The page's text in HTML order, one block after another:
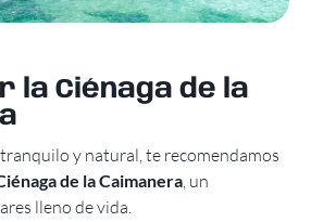
la Ciénaga de la
y natural, te recomendamos
de la Caimanera , un
lleno de vida.